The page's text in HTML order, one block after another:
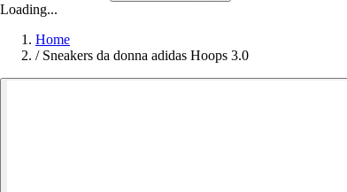
Loading...
Home
/ Sneakers da donna adidas Hoops 3.0